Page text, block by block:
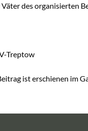
Väter des organisierten
Treptow
ist erschienen im